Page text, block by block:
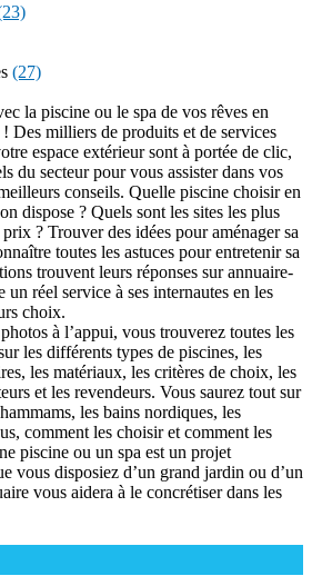
(27)
la piscine ou le spa de vos rêves en
Des milliers de produits et de services
espace extérieur sont à portée de clic,
du secteur pour vous assister dans vos
conseils. Quelle piscine choisir en
dispose ? Quels sont les sites les plus
? Trouver des idées pour aménager sa
toutes les astuces pour entretenir sa
trouvent leurs réponses sur annuaire-
réel service à ses internautes en les
choix.
à l’appui, vous trouverez toutes les
les différents types de piscines, les
les matériaux, les critères de choix, les
et les revendeurs. Vous saurez tout sur
les bains nordiques, les
comment les choisir et comment les
piscine ou un spa est un projet
vous disposiez d’un grand jardin ou d’un
vous aidera à le concrétiser dans les